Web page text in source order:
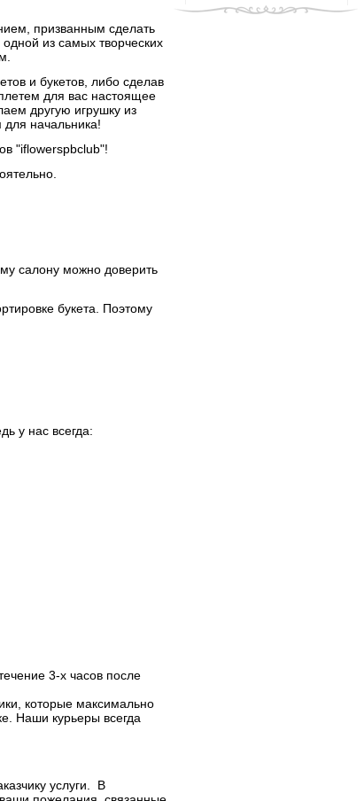
призванным сделать
из самых творческих
и букетов, либо сделав
для вас настоящее
другую игрушку из
начальника!
"iflowerspbclub"!
салону можно доверить
букета. Поэтому
у нас всегда:
3-х часов после
которые максимально
Наши курьеры всегда
услуги. В